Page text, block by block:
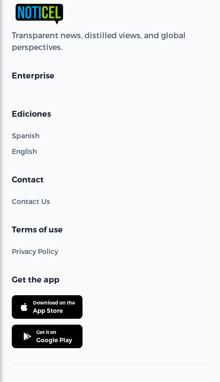
Transparent news, distilled views, and global
perspectives.
Enterprise
Ediciones
Spanish
English
Contact
Contact Us
Terms of use
Privacy Policy
Get the app
Download on the
App Store
Get it on
Google Play